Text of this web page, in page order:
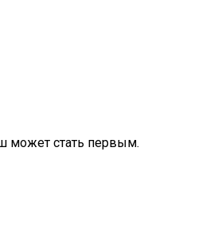
может стать первым.